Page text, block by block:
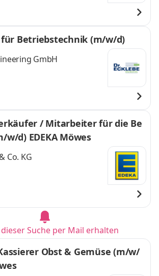
Betriebstechnik (m/w/d)
GmbH
/ Mitarbeiter für die Be
d) EDEKA Möwes
Co. KG
Suche per Mail erhalten
Obst & Gemüse (m/w/